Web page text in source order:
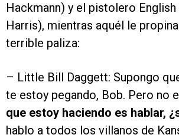
Hackmann) y el pistolero
Harris), mientras aquél le
terrible paliza:
– Little Bill Daggett: Supongo
te estoy pegando, Bob. Pero no
que estoy haciendo es hablar,
hablo a todos los villanos de